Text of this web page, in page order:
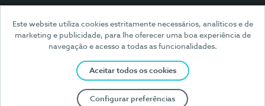
Este website utiliza cookies estritamente necessários, analíticos e de
marketing e publicidade, para lhe oferecer uma boa experiência de
navegação e acesso a todas as funcionalidades.
Aceitar todos os cookies
Configurar preferências